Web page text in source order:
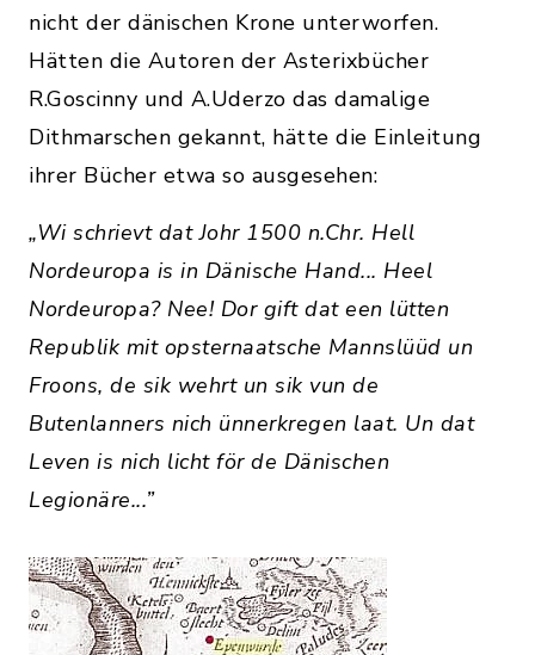
nicht der dänischen Krone unterworfen.
Hätten die Autoren der Asterixbücher
R.Goscinny und A.Uderzo das damalige
Dithmarschen gekannt, hätte die Einleitung
ihrer Bücher etwa so ausgesehen:
„Wi schrievt dat Johr 1500 n.Chr. Hell
Nordeuropa is in Dänische Hand... Heel
Nordeuropa? Nee! Dor gift dat een lütten
Republik mit opsternaatsche Mannslüüd un
Froons, de sik wehrt un sik vun de
Butenlanners nich ünnerkregen laat. Un dat
Leven is nich licht för de Dänischen
Legionäre...”